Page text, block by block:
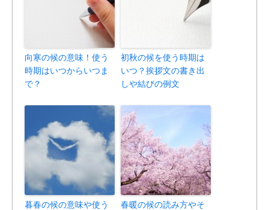
向寒の候の意味！使う
時期はいつからいつま
で？
初秋の候を使う時期は
いつ？挨拶文の書き出
しや結びの例文
暮春の候の意味や使う
春暖の候の読み方やそ